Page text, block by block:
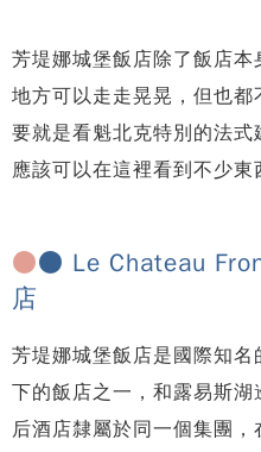
芳堤娜城堡飯店除了飯店
地方可以走走晃晃，但也
要就是看魁北克特別的法
應該可以在這裡看到不少東
●● Le Chateau
店
芳堤娜城堡飯店是國際知
下的飯店之一，和露易斯
后酒店隸屬於同一個集團